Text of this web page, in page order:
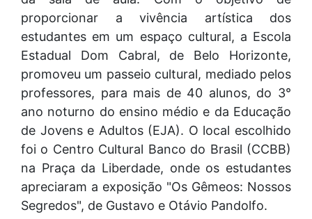
proporcionar a vivência artística dos
estudantes em um espaço cultural, a Escola
Estadual Dom Cabral, de Belo Horizonte,
promoveu um passeio cultural, mediado pelos
professores, para mais de 40 alunos, do 3°
ano noturno do ensino médio e da Educação
de Jovens e Adultos (EJA). O local escolhido
foi o Centro Cultural Banco do Brasil (CCBB)
na Praça da Liberdade, onde os estudantes
apreciaram a exposição "Os Gêmeos: Nossos
Segredos", de Gustavo e Otávio Pandolfo.